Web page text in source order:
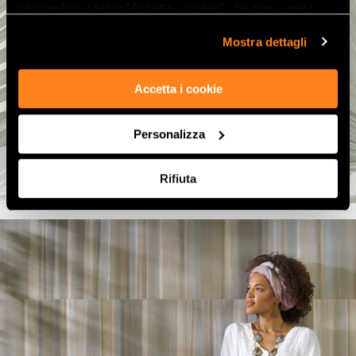
Mostra dettagli
Accetta i cookie
Personalizza
Rifiuta